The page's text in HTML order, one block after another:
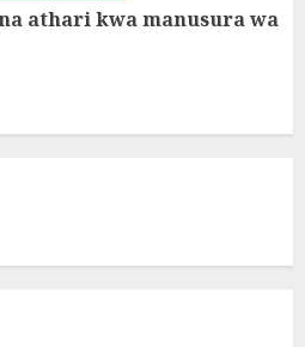
athari kwa manusura wa